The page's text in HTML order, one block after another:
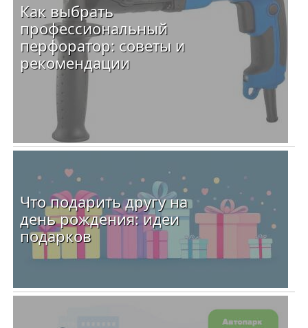
Как выбрать
профессиональный
перфоратор: советы и
рекомендации
Что подарить другу на
день рождения: идеи
подарков